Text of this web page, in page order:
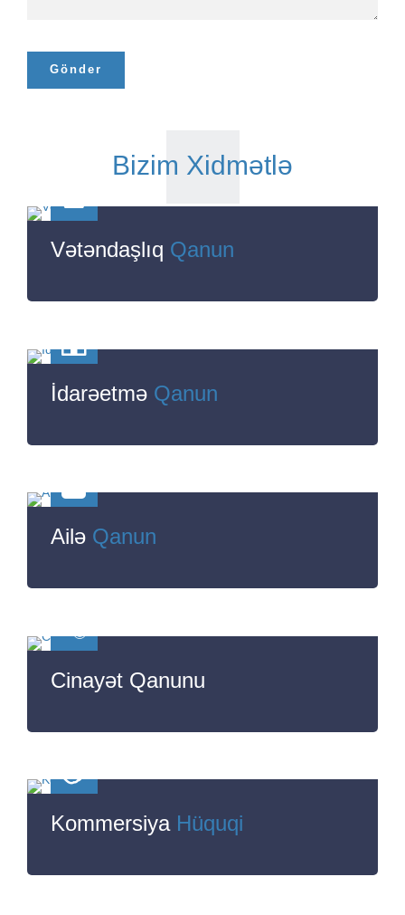
Bizim Xidmətlə
Vətəndaşlıq Qanun
İdarəetmə Qanun
Ailə Qanun
Cinayət Qanunu
Kommersiya Hüquqi